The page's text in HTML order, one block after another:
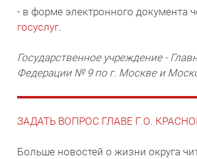
- в форме электронного документа
госуслуг.
Государственное учреждение -
Федерации № 9 по г. Москве и
ЗАДАТЬ ВОПРОС ГЛАВЕ Г.О.
Больше новостей о жизни округа